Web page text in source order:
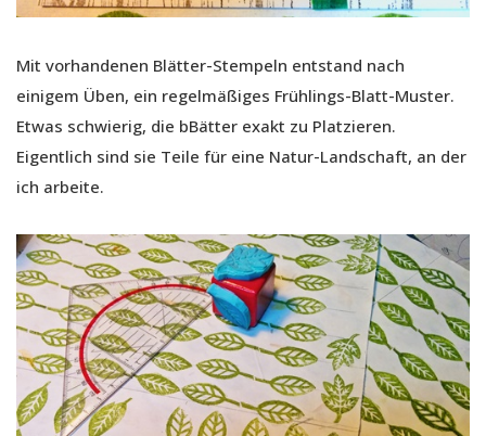
Mit vorhandenen Blätter-Stempeln entstand nach
einigem Üben, ein regelmäßiges Frühlings-Blatt-Muster.
Etwas schwierig, die bBätter exakt zu Platzieren.
Eigentlich sind sie Teile für eine Natur-Landschaft, an der
ich arbeite.